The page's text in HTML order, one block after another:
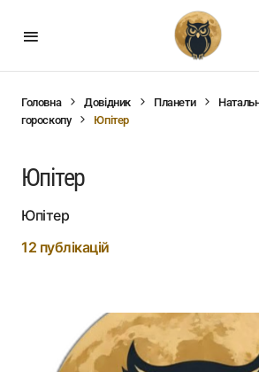
Головна Довідник Планети
гороскопу
Юпітер
Юпітер
Юпітер
12 публікацій